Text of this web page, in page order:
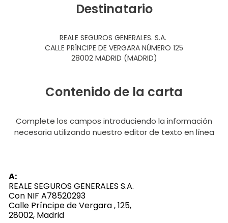
Destinatario
REALE SEGUROS GENERALES. S.A.
CALLE PRÍNCIPE DE VERGARA NÚMERO 125
28002 MADRID (MADRID)
Contenido de la carta
Complete los campos introduciendo la información
necesaria utilizando nuestro editor de texto en línea
A:
REALE SEGUROS GENERALES S.A.
Con NIF A78520293
Calle Príncipe de Vergara , 125,
28002, Madrid